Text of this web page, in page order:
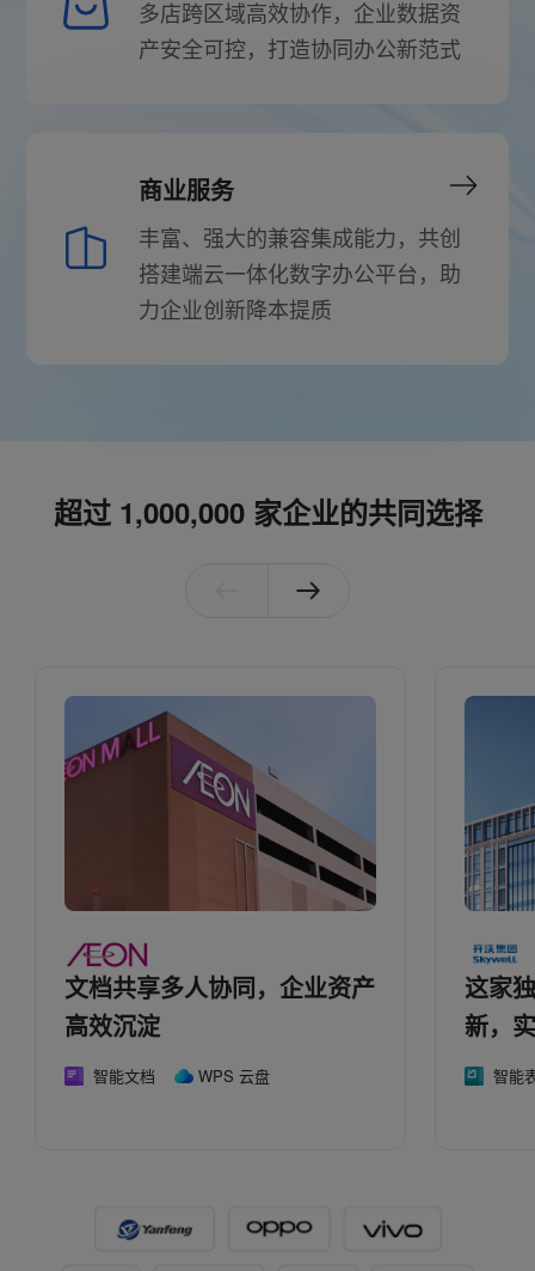
多店跨区域高效协作，企业数据资
产安全可控，打造协同办公新范式
商业服务
丰富、强大的兼容集成能力，共创
搭建端云一体化数字办公平台，助
力企业创新降本提质
超过 1,000,000 家企业的共同选择
文档共享多人协同，企业资产
高效沉淀
智能文档 WPS 云盘
这家
新，
智能